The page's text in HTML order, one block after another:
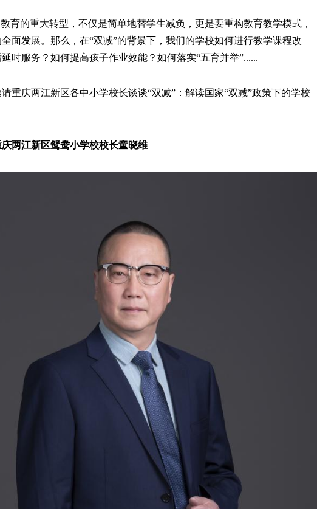
育的重大转型，不仅是简单地替学生减负，更是要重构教育教学模式，
面发展。那么，在“双减”的背景下，我们的学校如何进行教学课程改
时服务？如何提高孩子作业效能？如何落实“五育并举”......
重庆两江新区各中小学校长谈谈“双减”：解读国家“双减”政策下的学校
两江新区鸳鸯小学校校长童晓维